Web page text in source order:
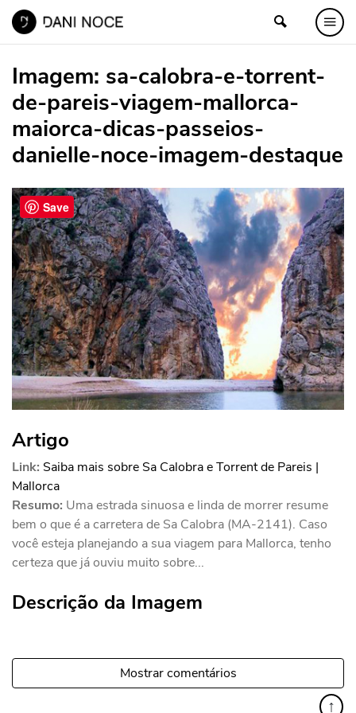
Imagem: sa-calobra-e-torrent-
de-pareis-viagem-mallorca-
maiorca-dicas-passeios-
danielle-noce-imagem-destaque
Artigo
Link: Saiba mais sobre Sa Calobra e Torrent de Pareis |
Mallorca
Resumo: Uma estrada sinuosa e linda de morrer resume
bem o que é a carretera de Sa Calobra (MA-2141). Caso
você esteja planejando a sua viagem para Mallorca, tenho
certeza que já ouviu muito sobre...
Descrição da Imagem
Mostrar comentários
↑
Save